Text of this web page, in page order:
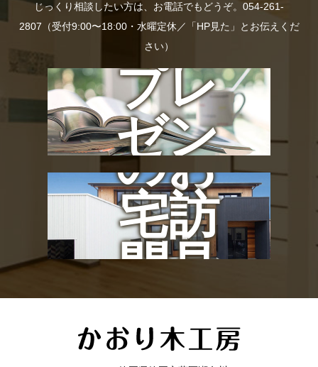
じっくり相談したい方は、お電話でもどうぞ。054-261-
2807（受付9:00〜18:00・水曜定休／「HP見た」とお伝えくだ
さい）
資料
プレ
ゼン
ト
社長
のお
宅訪
問見
学会